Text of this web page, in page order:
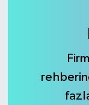
GÖKTÜRK